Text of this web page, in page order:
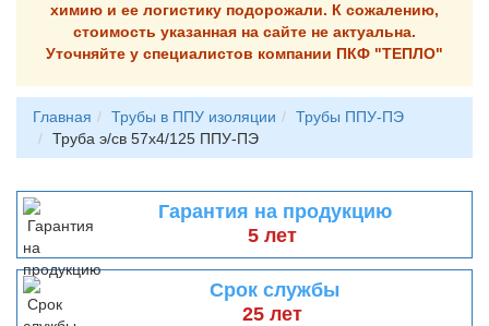
химию и ее логистику подорожали. К сожалению,
стоимость указанная на сайте не актуальна.
Уточняйте у специалистов компании ПКФ "ТЕПЛО"
Главная Трубы в ППУ изоляции
Трубы ППУ-ПЭ
Труба э/св 57х4/125 ППУ-ПЭ
Гарантия на продукцию
5 лет
Срок службы
25 лет